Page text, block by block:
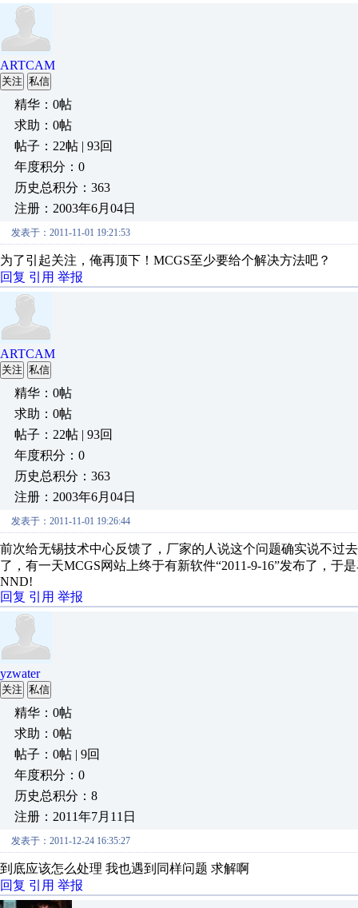
ARTCAM
关注 私信
精华：0帖
求助：0帖
帖子：22帖 | 93回
年度积分：0
历史总积分：363
注册：2003年6月04日
发表于：2011-11-01 19:21:53
为了引起关注，俺再顶下！MCGS至少要给个解决方法吧？
回复 引用 举报
ARTCAM
关注 私信
精华：0帖
求助：0帖
帖子：22帖 | 93回
年度积分：0
历史总积分：363
注册：2003年6月04日
发表于：2011-11-01 19:26:44
前次给无锡技术中心反馈了，厂家的人说这个问题确实说不过
了，有一天MCGS网站上终于有新软件“2011-9-16”发布了，
NND!
回复 引用 举报
yzwater
关注 私信
精华：0帖
求助：0帖
帖子：0帖 | 9回
年度积分：0
历史总积分：8
注册：2011年7月11日
发表于：2011-12-24 16:35:27
到底应该怎么处理 我也遇到同样问题 求解啊
回复 引用 举报